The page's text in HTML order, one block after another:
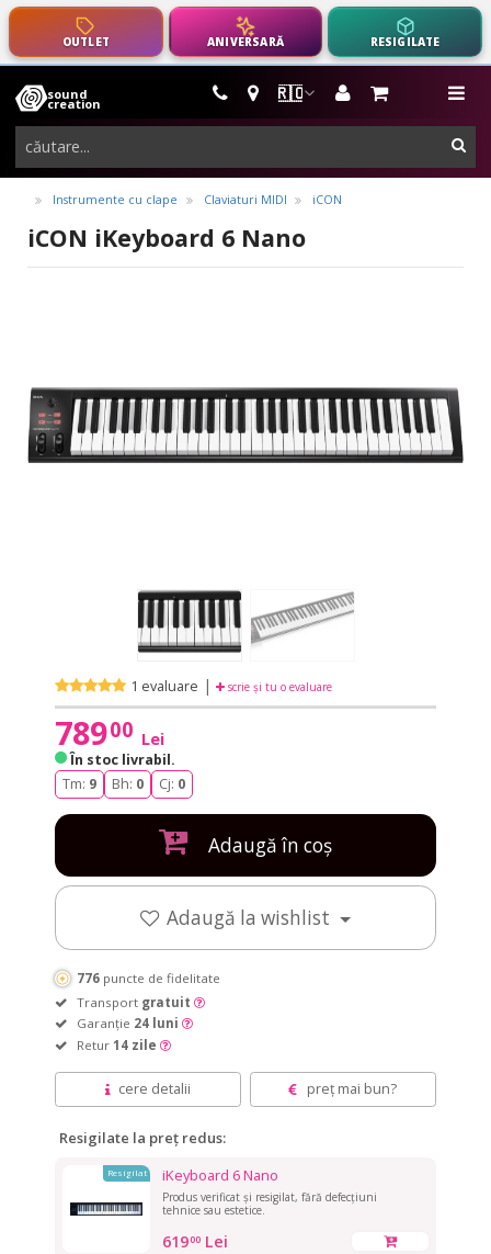
OUTLET ANIVERSARĂ RESIGILATE
🇷🇴
sound
creation
instrumente
muzicale,
echipamente
pro-
audio
Instrumente cu clape Claviaturi MIDI iCON
iCON iKeyboard 6 Nano
1 evaluare | scrie și tu o evaluare
78900 Lei
În stoc livrabil.
Tm: 9 Bh: 0 Cj: 0
Adaugă în coș
Adaugă la wishlist
776 puncte de fidelitate
Transport gratuit
Garanție 24 luni
Retur 14 zile
cere detalii preț mai bun?
Resigilate la preț redus:
Resigilat iKeyboard 6 Nano
Produs verificat și resigilat, fără defecțiuni
tehnice sau estetice.
61900 Lei